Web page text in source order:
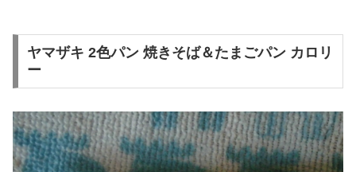
ヤマザキ 2色パン 焼きそば＆たまごパン カロリ
ー